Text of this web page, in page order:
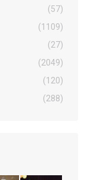
(57)
(1109)
(27)
(2049)
(120)
(288)